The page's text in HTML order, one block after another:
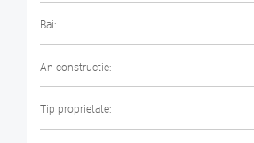
Bai:
An constructie:
Tip proprietate: